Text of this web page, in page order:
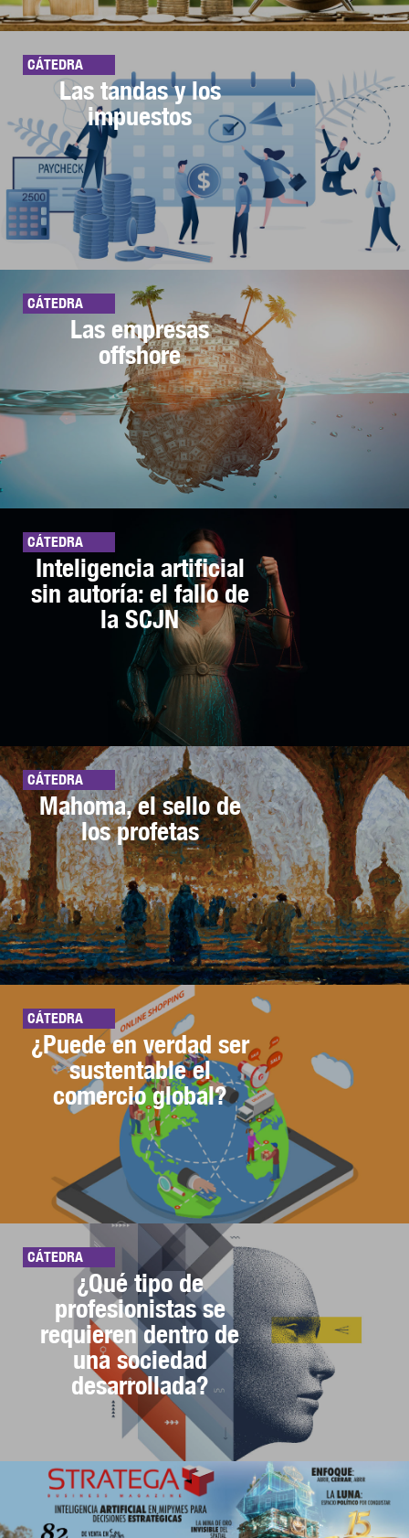
CÁTEDRA
Las tandas y los
impuestos
CÁTEDRA
Las empresas
offshore
CÁTEDRA
Inteligencia artificial
sin autoría: el fallo de
la SCJN
CÁTEDRA
Mahoma, el sello de
los profetas
CÁTEDRA
¿Puede en verdad ser
sustentable el
comercio global?
CÁTEDRA
¿Qué tipo de
profesionistas se
requieren dentro de
una sociedad
desarrollada?